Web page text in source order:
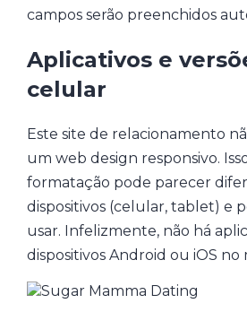
campos serão preenchidos
Aplicativos e
celular
Este site de relacionamento
um web design responsivo.
formatação pode parecer
dispositivos (celular, tablet) e
usar. Infelizmente, não há
dispositivos Android ou iOS no